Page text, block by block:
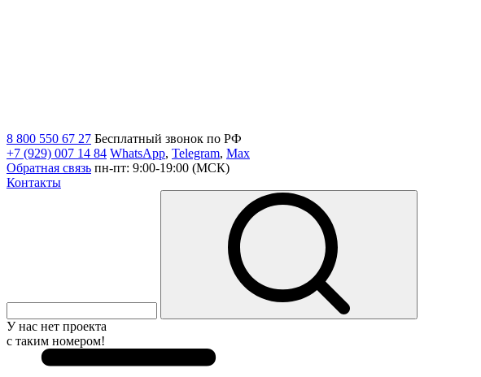
8 800 550 67 27 Бесплатный звонок по РФ
+7 (929) 007 14 84 WhatsApp, Telegram, Max
Обратная связь пн-пт: 9:00-19:00 (МСК)
Контакты
У нас нет проекта
с таким номером!